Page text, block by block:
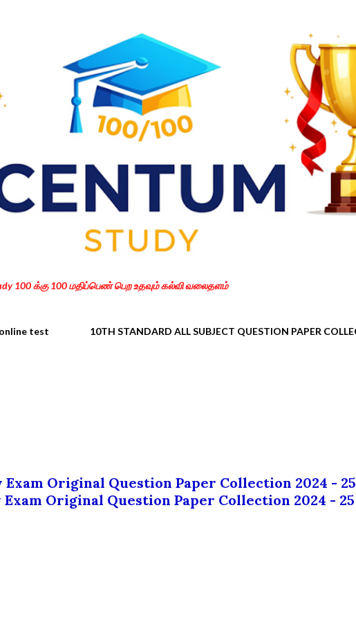
100 க்கு 100 மதிப்பெண் பெற உதவும் கல்வி வலைதளம்
test 10TH STANDARD ALL SUBJECT QUESTION PAPER
Original Question Paper Collection 2024 - 25
Original Question Paper Collection 2024 - 25